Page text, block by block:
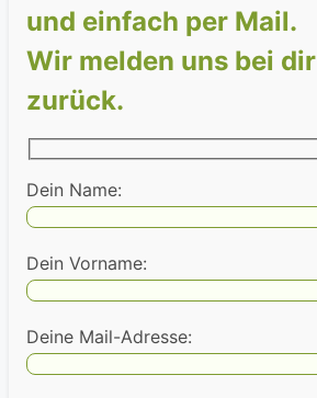
und einfach per Mail.
Wir melden uns bei dir
zurück.
Dein Name:
Dein Vorname:
Deine Mail-Adresse: